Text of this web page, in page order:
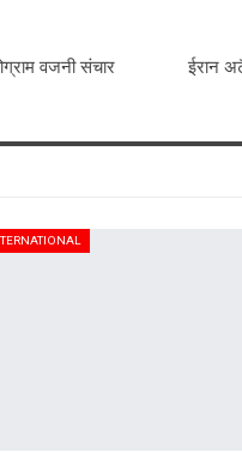
वजनी संचार
ईरान